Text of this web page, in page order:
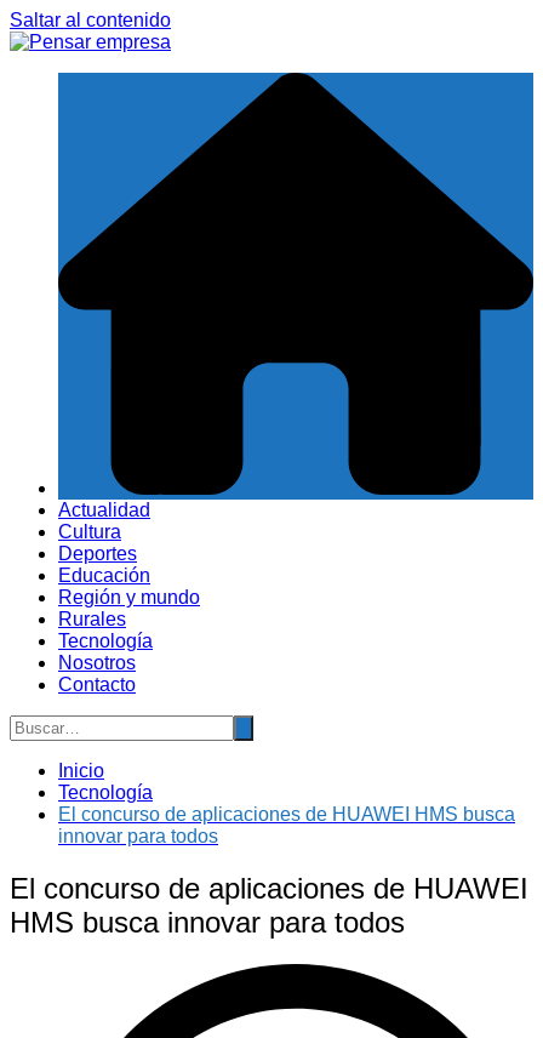
Saltar al contenido
Actualidad
Cultura
Deportes
Educación
Región y mundo
Rurales
Tecnología
Nosotros
Contacto
Inicio
Tecnología
El concurso de aplicaciones de HUAWEI HMS busca
innovar para todos
El concurso de aplicaciones de HUAWEI
HMS busca innovar para todos